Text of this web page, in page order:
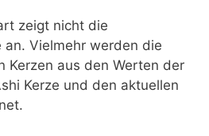
zeigt nicht die
an. Vielmehr werden die
Kerzen aus den Werten der
Kerze und den aktuellen